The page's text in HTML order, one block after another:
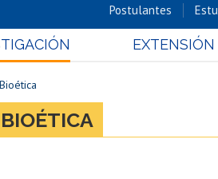
Cs. Físicas y Matemáticas
Cs. Químicas y Farmacéuticas
Filosofía y Humanidades
Postulantes
EXTENSIÓN